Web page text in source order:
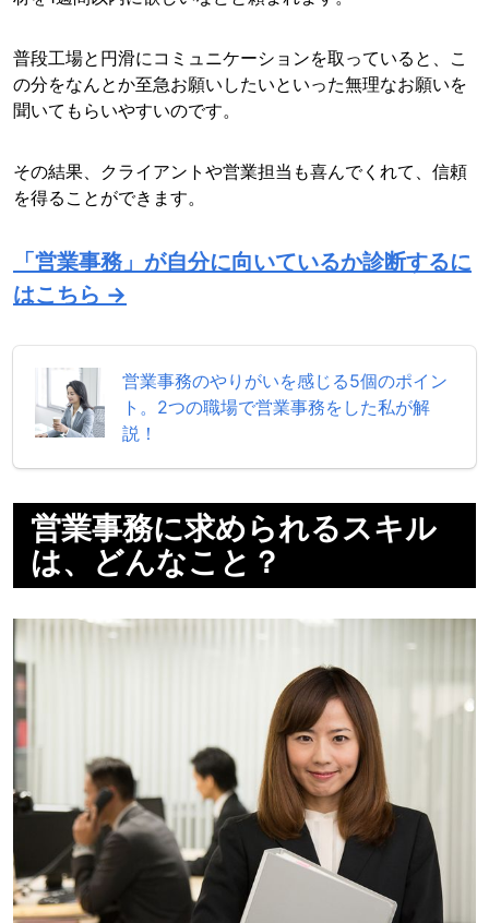
普段工場と円滑にコミュニケーションを取っていると、こ
の分をなんとか至急お願いしたいといった無理なお願いを
聞いてもらいやすいのです。
その結果、クライアントや営業担当も喜んでくれて、信頼
を得ることができます。
「営業事務」が自分に向いているか診断するに
はこちら →
営業事務のやりがいを感じる5個のポイン
ト。2つの職場で営業事務をした私が解
説！
営業事務に求められるスキル
は、どんなこと？